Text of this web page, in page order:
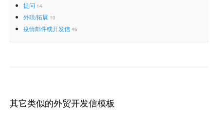
提问 14
外联/拓展 10
疫情邮件或开发信 46
其它类似的外贸开发信模板